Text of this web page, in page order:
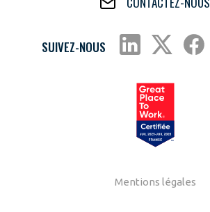
SUIVEZ-NOUS
Mentions légales